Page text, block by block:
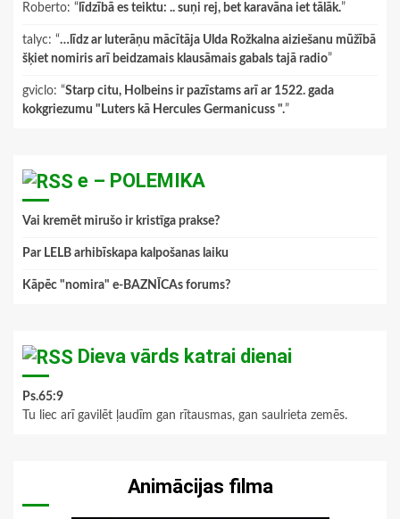
Roberto: “ līdzībā es teiktu: .. suņi rej, bet karavāna iet tālāk.”
talyc: “…līdz ar luterāņu mācītāja Ulda Rožkalna aiziešanu mūžībā
šķiet nomiris arī beidzamais klausāmais gabals tajā radio”
gviclo: “Starp citu, Holbeins ir pazīstams arī ar 1522. gada
kokgriezumu "Luters kā Hercules Germanicuss ".”
e – POLEMIKA
Vai kremēt mirušo ir kristīga prakse?
Par LELB arhibīskapa kalpošanas laiku
Kāpēc "nomira" e-BAZNĪCAs forums?
Dieva vārds katrai dienai
Ps.65:9
Tu liec arī gavilēt ļaudīm gan rītausmas, gan saulrieta zemēs.
Animācijas filma